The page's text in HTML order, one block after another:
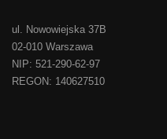
ul. Nowowiejska 37B
02-010 Warszawa
NIP: 521-290-62-97
REGON: 140627510